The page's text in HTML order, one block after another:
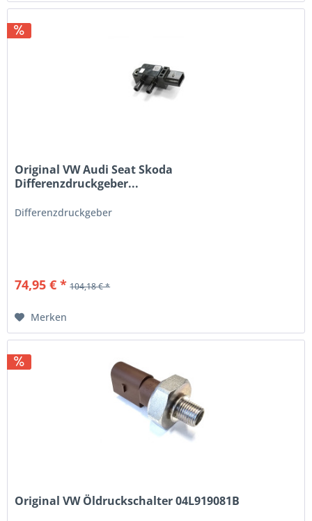
Original VW Audi Seat Skoda
Differenzdruckgeber...
Differenzdruckgeber
74,95 € * 104,18 € *
Merken
Original VW Öldruckschalter 04L919081B